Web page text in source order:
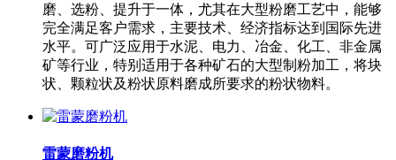
磨、选粉、提升于一体，尤其在大型粉磨工艺中，能够
完全满足客户需求，主要技术、经济指标达到国际先进
水平。可广泛应用于水泥、电力、冶金、化工、非金属
矿等行业，特别适用于各种矿石的大型制粉加工，将块
状、颗粒状及粉状原料磨成所要求的粉状物料。
雷蒙磨粉机